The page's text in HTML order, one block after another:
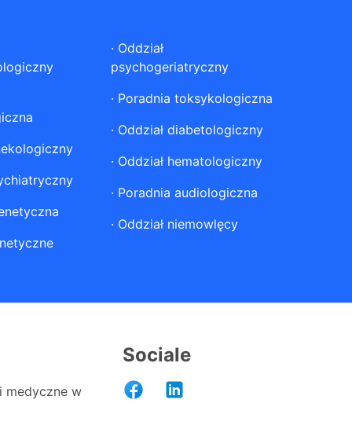
· Oddział
psychogeriatryczny
· Poradnia toksykologiczna
· Oddział diabetologiczny
· Oddział hematologiczny
· Poradnia audiologiczna
· Oddział niemowlęcy
medyczne w
Sociale